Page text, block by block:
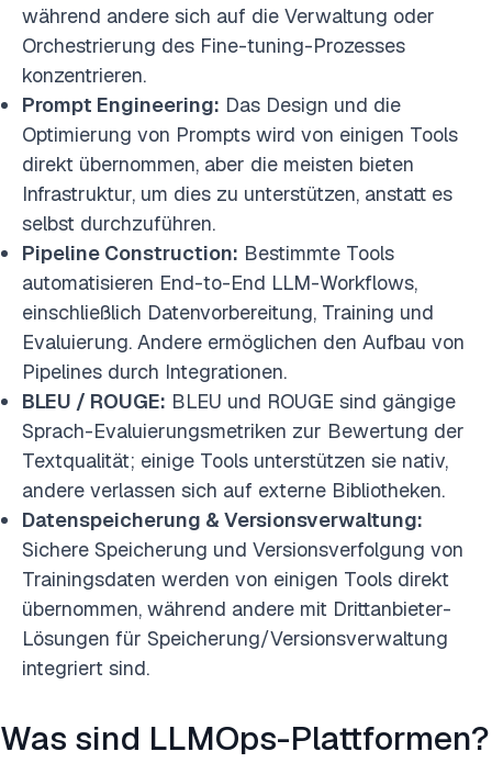
während andere sich auf die Verwaltung oder
Orchestrierung des Fine-tuning-Prozesses
konzentrieren.
Prompt Engineering: Das Design und die
Optimierung von Prompts wird von einigen Tools
direkt übernommen, aber die meisten bieten
Infrastruktur, um dies zu unterstützen, anstatt es
selbst durchzuführen.
Pipeline Construction: Bestimmte Tools
automatisieren End-to-End LLM-Workflows,
einschließlich Datenvorbereitung, Training und
Evaluierung. Andere ermöglichen den Aufbau von
Pipelines durch Integrationen.
BLEU / ROUGE: BLEU und ROUGE sind gängige
Sprach-Evaluierungsmetriken zur Bewertung der
Textqualität; einige Tools unterstützen sie nativ,
andere verlassen sich auf externe Bibliotheken.
Datenspeicherung & Versionsverwaltung:
Sichere Speicherung und Versionsverfolgung von
Trainingsdaten werden von einigen Tools direkt
übernommen, während andere mit Drittanbieter-
Lösungen für Speicherung/Versionsverwaltung
integriert sind.
Was sind LLMOps-Plattformen?